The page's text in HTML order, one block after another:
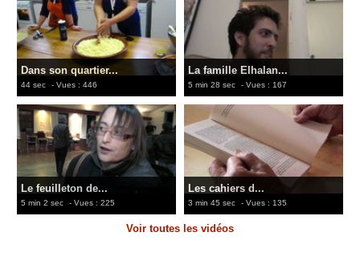
Dans son quartier...
44 sec - Vues : 446
La famille Elhalan...
5 min 28 sec - Vues : 167
Le feuilleton de...
5 min 2 sec - Vues : 225
Les cahiers d...
3 min 45 sec - Vues : 135
Voir toutes les vidéos